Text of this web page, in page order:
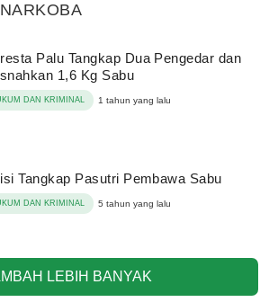
Palu Tangkap Dua Pengedar dan
1,6 Kg Sabu
DAN KRIMINAL 1 tahun yang lalu
Tangkap Pasutri Pembawa Sabu
DAN KRIMINAL 5 tahun yang lalu
LEBIH BANYAK